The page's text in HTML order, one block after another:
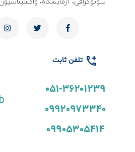
تلفن ثابت
۰۵۱-۳۶۲۰۱۲۳۹
09920973340
09905305414